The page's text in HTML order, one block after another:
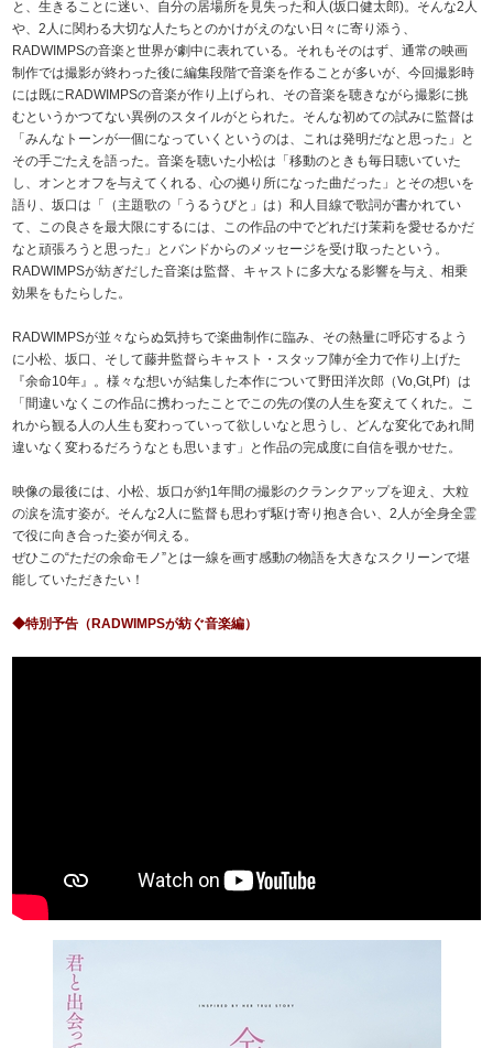
と、生きることに迷い、自分の居場所を見失った和人(坂口健太郎)。そんな2人
や、2人に関わる大切な人たちとのかけがえのない日々に寄り添う、
RADWIMPSの音楽と世界が劇中に表れている。それもそのはず、通常の映画
制作では撮影が終わった後に編集段階で音楽を作ることが多いが、今回撮影時
には既にRADWIMPSの音楽が作り上げられ、その音楽を聴きながら撮影に挑
むというかつてない異例のスタイルがとられた。そんな初めての試みに監督は
「みんなトーンが一個になっていくというのは、これは発明だなと思った」と
その手ごたえを語った。音楽を聴いた小松は「移動のときも毎日聴いていた
し、オンとオフを与えてくれる、心の拠り所になった曲だった」とその想いを
語り、坂口は「（主題歌の「うるうびと」は）和人目線で歌詞が書かれてい
て、この良さを最大限にするには、この作品の中でどれだけ茉莉を愛せるかだ
なと頑張ろうと思った」とバンドからのメッセージを受け取ったという。
RADWIMPSが紡ぎだした音楽は監督、キャストに多大なる影響を与え、相乗
効果をもたらした。
RADWIMPSが並々ならぬ気持ちで楽曲制作に臨み、その熱量に呼応するよう
に小松、坂口、そして藤井監督らキャスト・スタッフ陣が全力で作り上げた
『余命10年』。様々な想いが結集した本作について野田洋次郎（Vo,Gt,Pf）は
「間違いなくこの作品に携わったことでこの先の僕の人生を変えてくれた。こ
れから観る人の人生も変わっていって欲しいなと思うし、どんな変化であれ間
違いなく変わるだろうなとも思います」と作品の完成度に自信を覗かせた。
映像の最後には、小松、坂口が約1年間の撮影のクランクアップを迎え、大粒
の涙を流す姿が。そんな2人に監督も思わず駆け寄り抱き合い、2人が全身全霊
で役に向き合った姿が伺える。
ぜひこの“ただの余命モノ”とは一線を画す感動の物語を大きなスクリーンで堪
能していただきたい！
◆特別予告（RADWIMPSが紡ぐ音楽編）